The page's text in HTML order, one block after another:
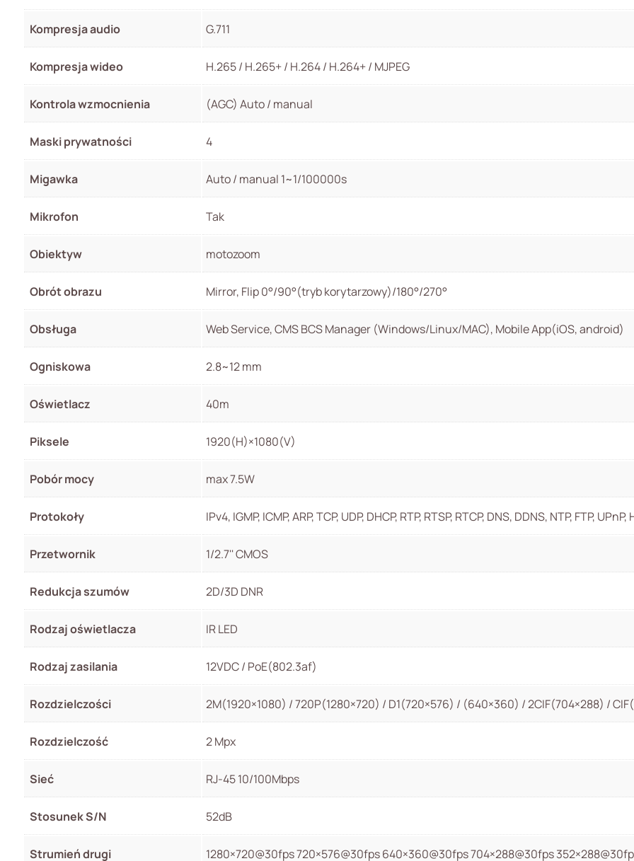
Kompresja audio G.711
Kompresja wideo H.265 / H.265+ / H.264 / H.264+ / MJPEG
Kontrola wzmocnienia (AGC) Auto / manual
Maski prywatności 4
Migawka Auto / manual 1~1/100000s
Mikrofon Tak
Obiektyw motozoom
Obrót obrazu Mirror, Flip 0°/90°(tryb korytarzowy)/180°/270°
Obsługa Web Service, CMS BCS Manager (Windows/Linux/MAC), Mobile App(iOS, android)
Ogniskowa 2.8~12 mm
Oświetlacz 40m
Piksele 1920(H)×1080(V)
Pobór mocy max 7.5W
Protokoły IPv4, IGMP, ICMP, ARP, TCP, UDP, DHCP, RTP, RTSP, RTCP, DNS, DDNS, NTP, FTP,
Przetwornik 1/2.7'' CMOS
Redukcja szumów 2D/3D DNR
Rodzaj oświetlacza IR LED
Rodzaj zasilania 12VDC / PoE(802.3af)
Rozdzielczości 2M(1920×1080) / 720P(1280×720) / D1(720×576) / (640×360) / 2CIF(704×288) /
Rozdzielczość 2 Mpx
Sieć RJ-45 10/100Mbps
Stosunek S/N 52dB
Strumień drugi 1280×720@30fps 720×576@30fps 640×360@30fps 704×288@30fps